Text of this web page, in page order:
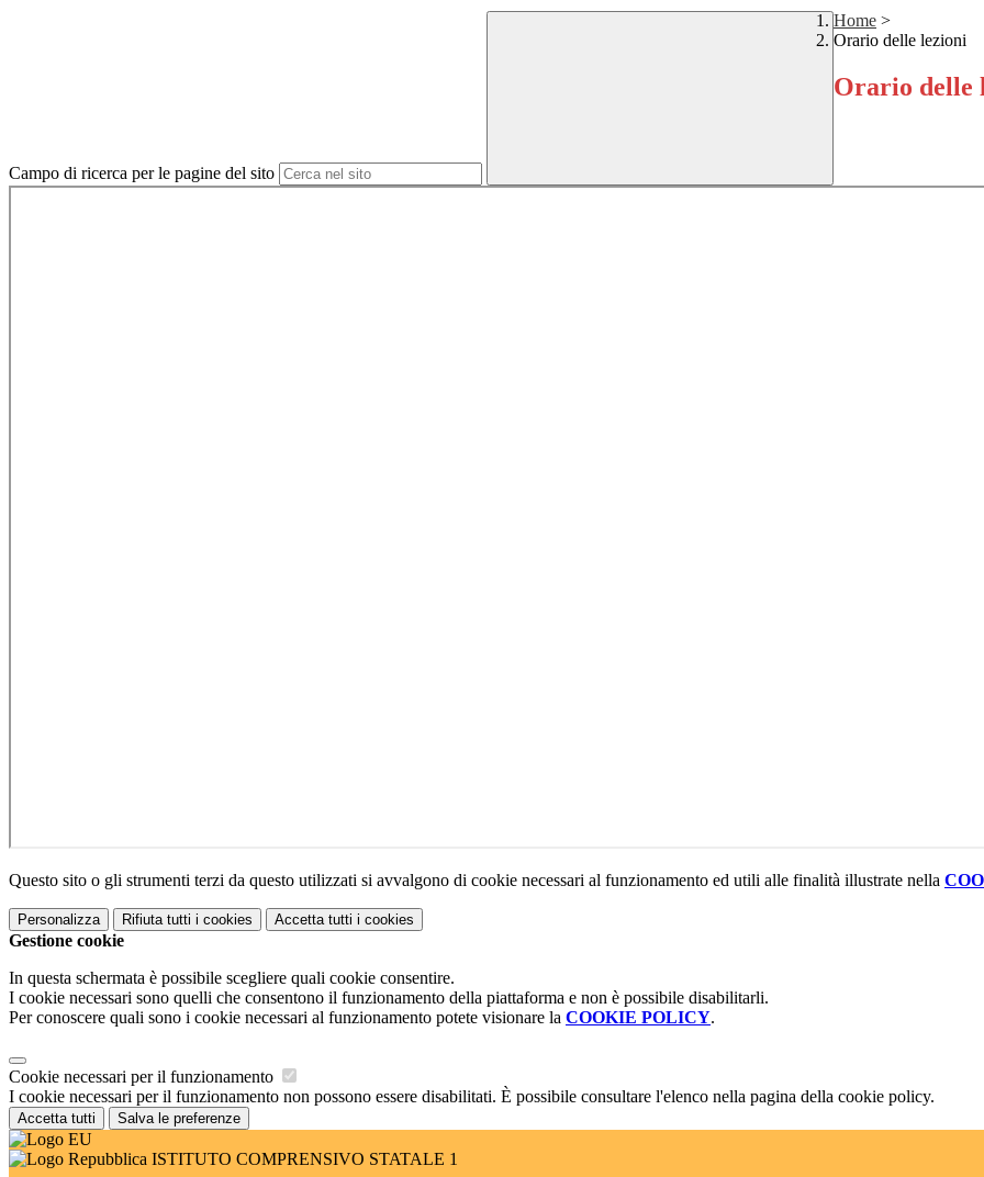
Campo di ricerca per le pagine del sito
Home >
Orario delle lezioni
Orario delle
Questo sito o gli strumenti terzi da questo utilizzati si avvalgono di cookie necessari al funzionamento ed utili alle finalità illustrate nella
Personalizza Rifiuta tutti i cookies Accetta tutti i cookies
Gestione cookie
In questa schermata è possibile scegliere quali cookie consentire.
I cookie necessari sono quelli che consentono il funzionamento della piattaforma e non è possibile disabilitarli.
Per conoscere quali sono i cookie necessari al funzionamento potete visionare la COOKIE POLICY.
Cookie necessari per il funzionamento
I cookie necessari per il funzionamento non possono essere disabilitati. È possibile consultare l'elenco nella pagina della cookie policy.
Accetta tutti Salva le preferenze
ISTITUTO COMPRENSIVO STATALE 1